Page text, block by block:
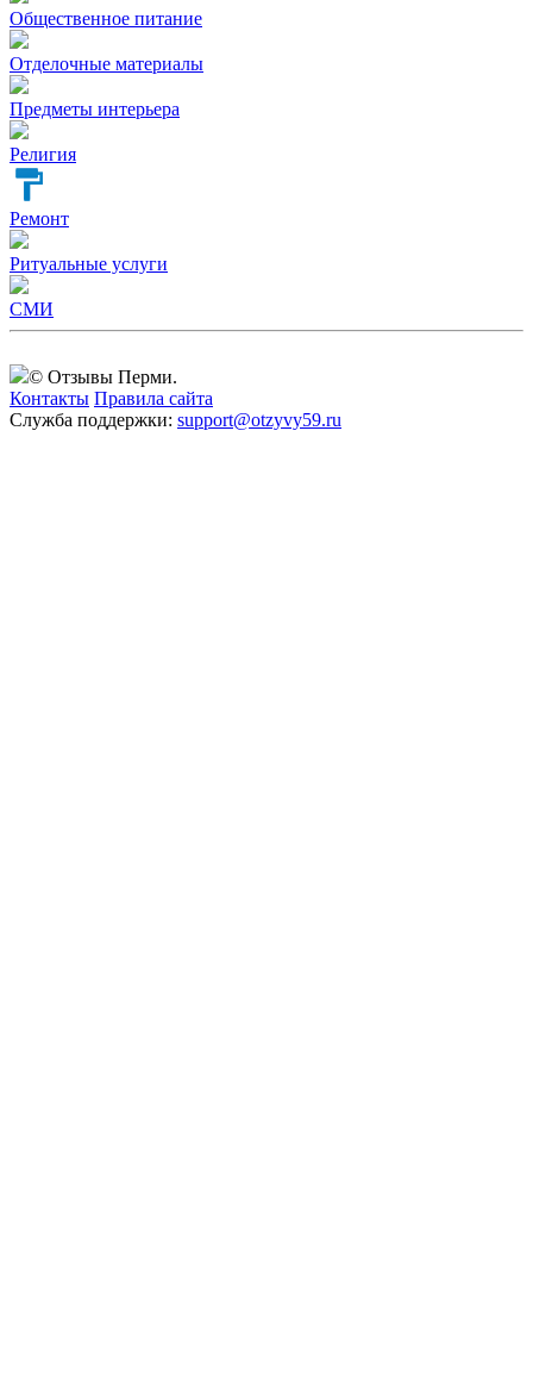
Общественное питание
Отделочные материалы
Предметы интерьера
Религия
Ремонт
Ритуальные услуги
СМИ
© Отзывы Перми.
Контакты Правила сайта
Служба поддержки: support@otzyvy59.ru